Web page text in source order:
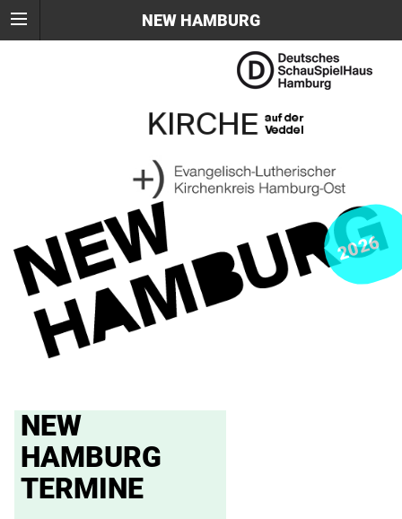
NEW HAMBURG
2026
NEW
HAMBURG
TERMINE